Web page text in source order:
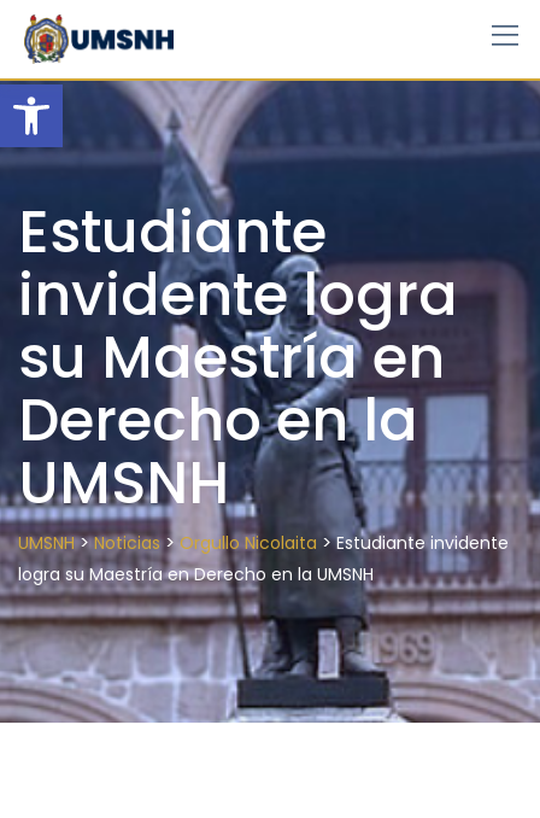
Open toolbar
Skip
content
Estudiante
invidente logra
su Maestría en
Derecho en la
UMSNH
UMSNH>Noticias> Orgullo Nicolaita >Estudiante invidente
logra su Maestría en Derecho en la UMSNH